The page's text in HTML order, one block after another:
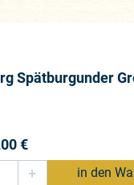
Spätburgunder
€
+ in den